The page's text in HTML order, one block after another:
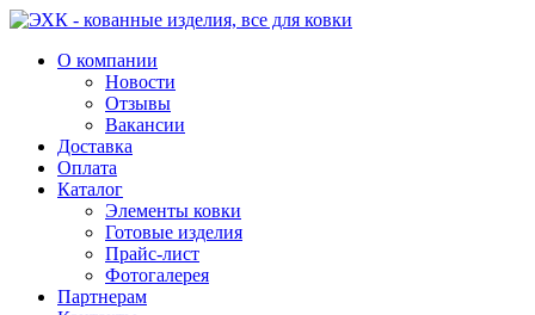
О компании
Новости
Отзывы
Вакансии
Доставка
Оплата
Каталог
Элементы ковки
Готовые изделия
Прайс-лист
Фотогалерея
Партнерам